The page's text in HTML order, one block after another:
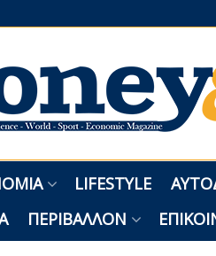
LIFESTYLE
ΠΕΡΙΒΆΛΛΟΝ